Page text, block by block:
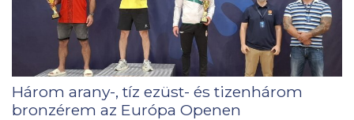
Három arany-, tíz ezüst- és tizenhárom
bronzérem az Európa Openen